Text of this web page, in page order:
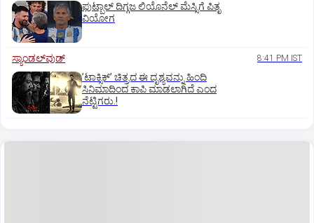
ಫುಟ್ಬಾಲ್ ದಿಗ್ಗಜ ಲಿಯೊನೆಲ್‌ ಮೆಸ್ಸಿಗೆ ಪಿತೃ
ವಿಯೋಗ
ಸ್ಯಾಂಡಲ್‌ವುಡ್‌ 8:41 PM IST
ʼಟಾಕ್ಸಿಕ್‌ʼ ಚಿತ್ರದ ಈ ದೃಶ್ಯವನ್ನು ಹಿಂದಿ
ಸಿನಿಮಾದಿಂದ ಕಾಪಿ ಮಾಡಲಾಗಿದೆ ಎಂದ
ನೆಟ್ಟಿಗರು.!